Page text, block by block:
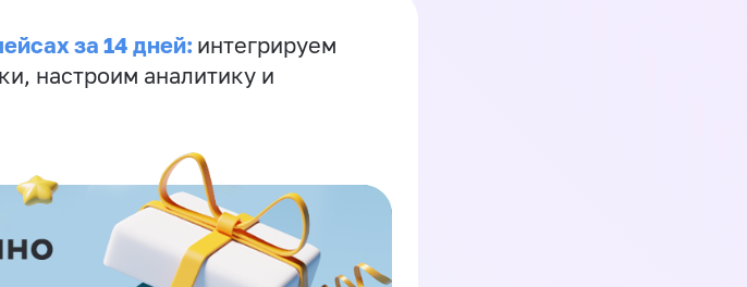
за 14 дней: интегрируем
настроим аналитику и